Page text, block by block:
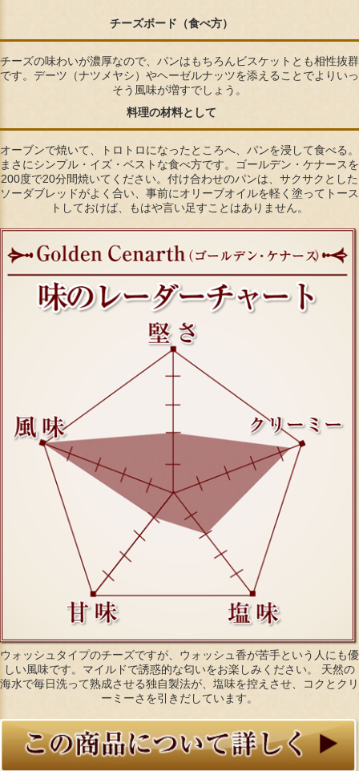
チーズボード（食べ方）
チーズの味わいが濃厚なので、パンはもちろんビスケットとも相性抜群
です。デーツ（ナツメヤシ）やヘーゼルナッツを添えることでよりいっ
そう風味が増すでしょう。
料理の材料として
オーブンで焼いて、トロトロになったところへ、パンを浸して食べる。
まさにシンプル・イズ・ベストな食べ方です。ゴールデン・ケナースを
200度で20分間焼いてください。付け合わせのパンは、サクサクとした
ソーダブレッドがよく合い、事前にオリーブオイルを軽く塗ってトース
トしておけば、もはや言い足すことはありません。
ウォッシュタイプのチーズですが、ウォッシュ香が苦手という人にも優
しい風味です。マイルドで誘惑的な匂いをお楽しみください。 天然の
海水で毎日洗って熟成させる独自製法が、塩味を控えさせ、コクとクリ
ーミーさを引きだしています。